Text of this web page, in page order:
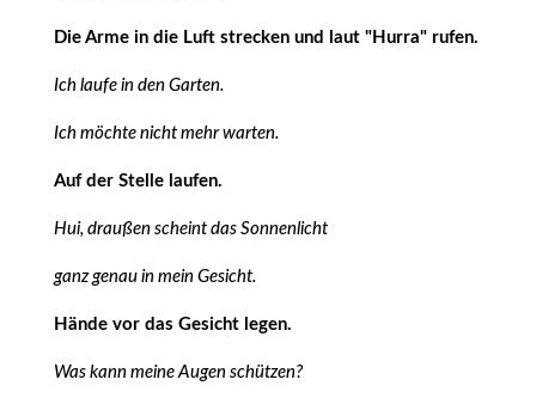
Die Arme in die Luft strecken und laut "Hurra" rufen.
Ich laufe in den Garten.
Ich möchte nicht mehr warten.
Auf der Stelle laufen.
Hui, draußen scheint das Sonnenlicht
ganz genau in mein Gesicht.
Hände vor das Gesicht legen.
Was kann meine Augen schützen?